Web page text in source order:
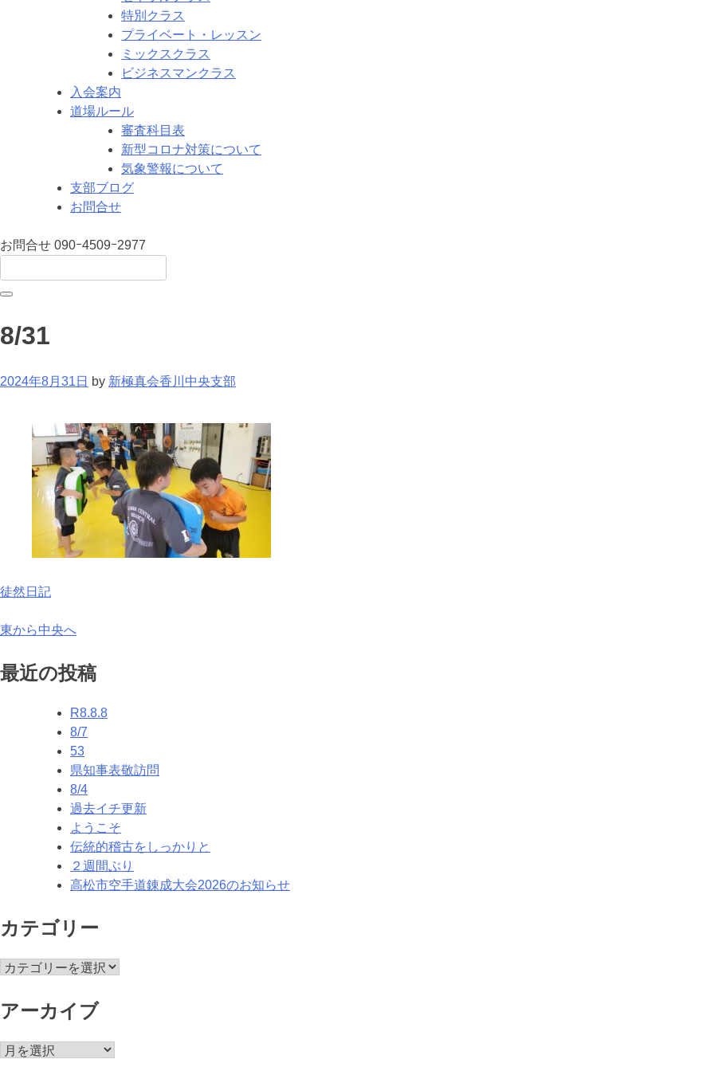
特別クラス
プライベート・レッスン
ミックスクラス
ビジネスマンクラス
入会案内
道場ルール
審査科目表
新型コロナ対策について
気象警報について
支部ブログ
お問合せ
お問合せ 090ｰ4509ｰ2977
8/31
2024年8月31日 by 新極真会香川中央支部
徒然日記
投
稿
東から中央へ
最近の投稿
R8.8.8
8/7
53
県知事表敬訪問
8/4
過去イチ更新
ようこそ
伝統的稽古をしっかりと
２週間ぶり
高松市空手道錬成大会2026のお知らせ
カテゴリー
カ
ゴ
ー
アーカイブ
ア